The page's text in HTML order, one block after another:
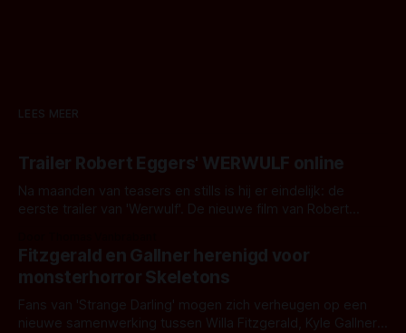
LEES MEER
Trailer Robert Eggers' WERWULF online
Na maanden van teasers en stills is hij er eindelijk: de
eerste trailer van 'Werwulf'. De nieuwe film van Robert
kille stijl vol folklore en mythe. Het topic deze keer is (kon
het het al raden?)... de weerwolf. Kijk je mee?
Fitzgerald en Gallner herenigd voor
monsterhorror Skeletons
Fans van 'Strange Darling' mogen zich verheugen op een
nieuwe samenwerking tussen Willa Fitzgerald, Kyle Gallner